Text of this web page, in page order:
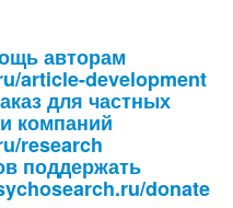
авторам
article-development
для частных
компаний
research
поддержать
donate